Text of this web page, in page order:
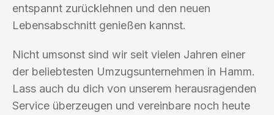
entspannt zurücklehnen und den neuen
Lebensabschnitt genießen kannst.
Nicht umsonst sind wir seit vielen Jahren einer
der beliebtesten Umzugsunternehmen in Hamm.
Lass auch du dich von unserem herausragenden
Service überzeugen und vereinbare noch heute